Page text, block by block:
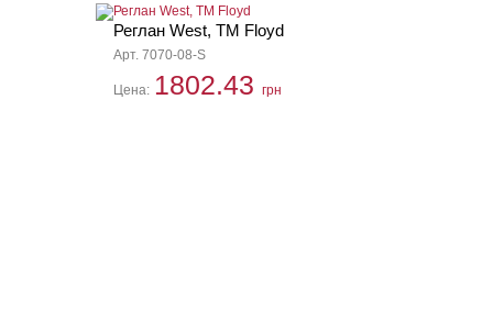
Реглан West, ТМ Floyd
Арт. 7070-08-S
Цена: 1802.43 грн